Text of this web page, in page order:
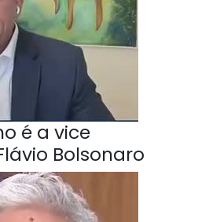
é a vice
Bolsonaro